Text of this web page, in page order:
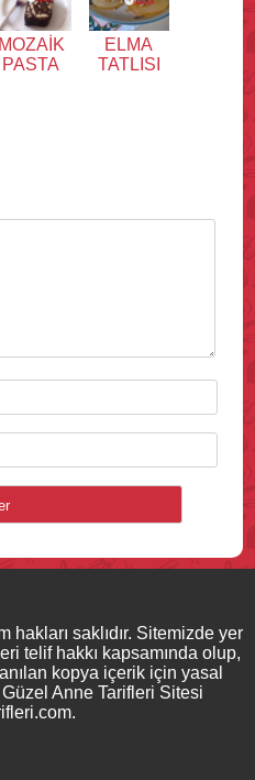
MOZAİK
PASTA
ELMA
TATLISI
saklıdır. Sitemizde yer
telif hakkı kapsamında olup,
kopya içerik için yasal
Anne Tarifleri Sitesi